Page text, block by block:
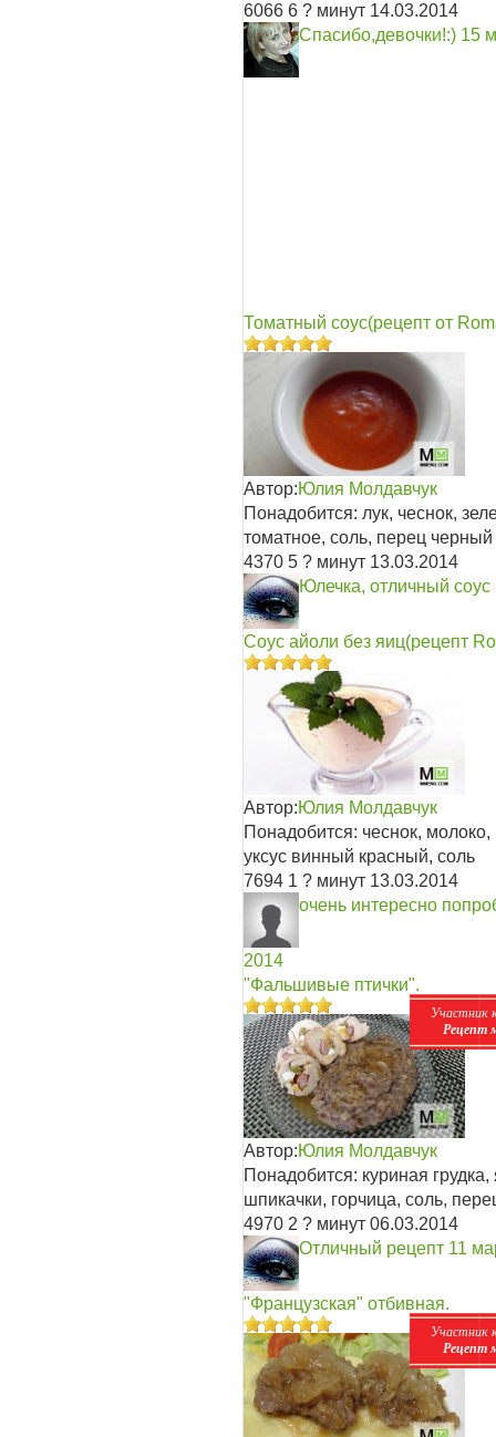
6066 6 ? минут 14.03.2014
Спасибо,девочки!:) 15
Томатный соус(рецепт от
Автор:Юлия Молдавчук
Понадобится: лук, чеснок,
томатное, соль, перец черный
4370 5 ? минут 13.03.2014
Юлечка, отличный соус
Соус айоли без яиц(рецепт
Автор:Юлия Молдавчук
Понадобится: чеснок,
уксус винный красный, соль
7694 1 ? минут 13.03.2014
очень интересно
2014
Участник
Рецепт
"Фальшивые птички".
Автор:Юлия Молдавчук
Понадобится: куриная
шпикачки, горчица, соль,
4970 2 ? минут 06.03.2014
Отличный рецепт 11
Участник
Рецепт
"Французская" отбивная.